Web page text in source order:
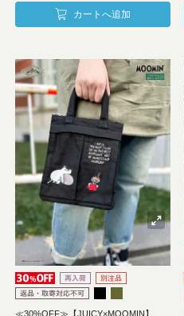
カートへ追加
≪30%OFF≫【JUICY×MOOMIN】